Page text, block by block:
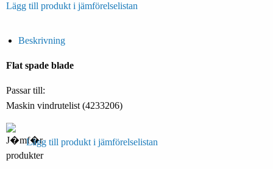
Lägg till produkt i jämförelselistan
Beskrivning
Flat spade blade
Passar till:
Maskin vindrutelist (4233206)
Lägg till produkt i jämförelselistan